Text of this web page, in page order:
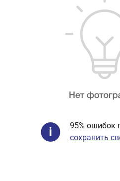
95% ошибок
сохранить